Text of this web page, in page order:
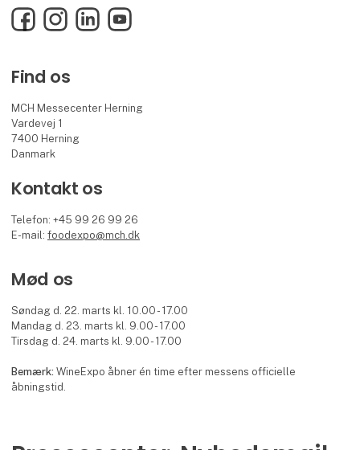
FacebookInstagramLinkedInYouTube
Find os
MCH Messecenter Herning
Vardevej 1
7400 Herning
Danmark
Kontakt os
Telefon: +45 99 26 99 26
E-mail:foodexpo@mch.dk
Mød os
Søndag d. 22. marts kl. 10.00 - 17.00
Mandag d. 23. marts kl. 9.00 - 17.00
Tirsdag d. 24. marts kl. 9.00 - 17.00
Bemærk:WineExpo åbner én time efter messens officielle
åbningstid.